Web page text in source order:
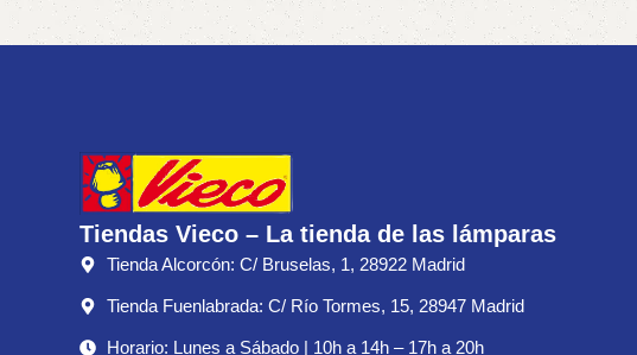
Tiendas Vieco – La tienda de las lámparas
Tienda Alcorcón: C/ Bruselas, 1, 28922 Madrid
Tienda Fuenlabrada: C/ Río Tormes, 15, 28947 Madrid
Horario: Lunes a Sábado | 10h a 14h – 17h a 20h